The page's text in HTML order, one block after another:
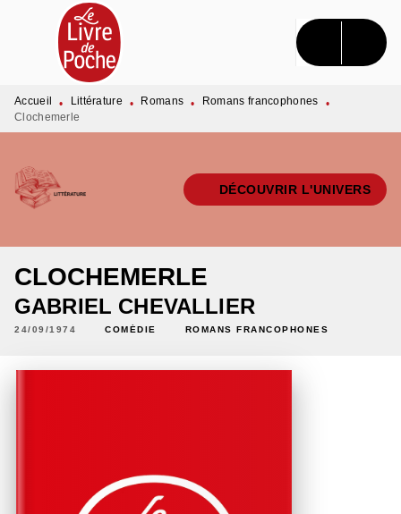
MENU RECHERCHE CONTENU
PIED DE PAGE
Accueil • Littérature • Romans • Romans francophones
•
Clochemerle
DÉCOUVRIR L'UNIVERS
CLOCHEMERLE
GABRIEL CHEVALLIER
24/09/1974 COMÉDIE ROMANS FRANCOPHONES